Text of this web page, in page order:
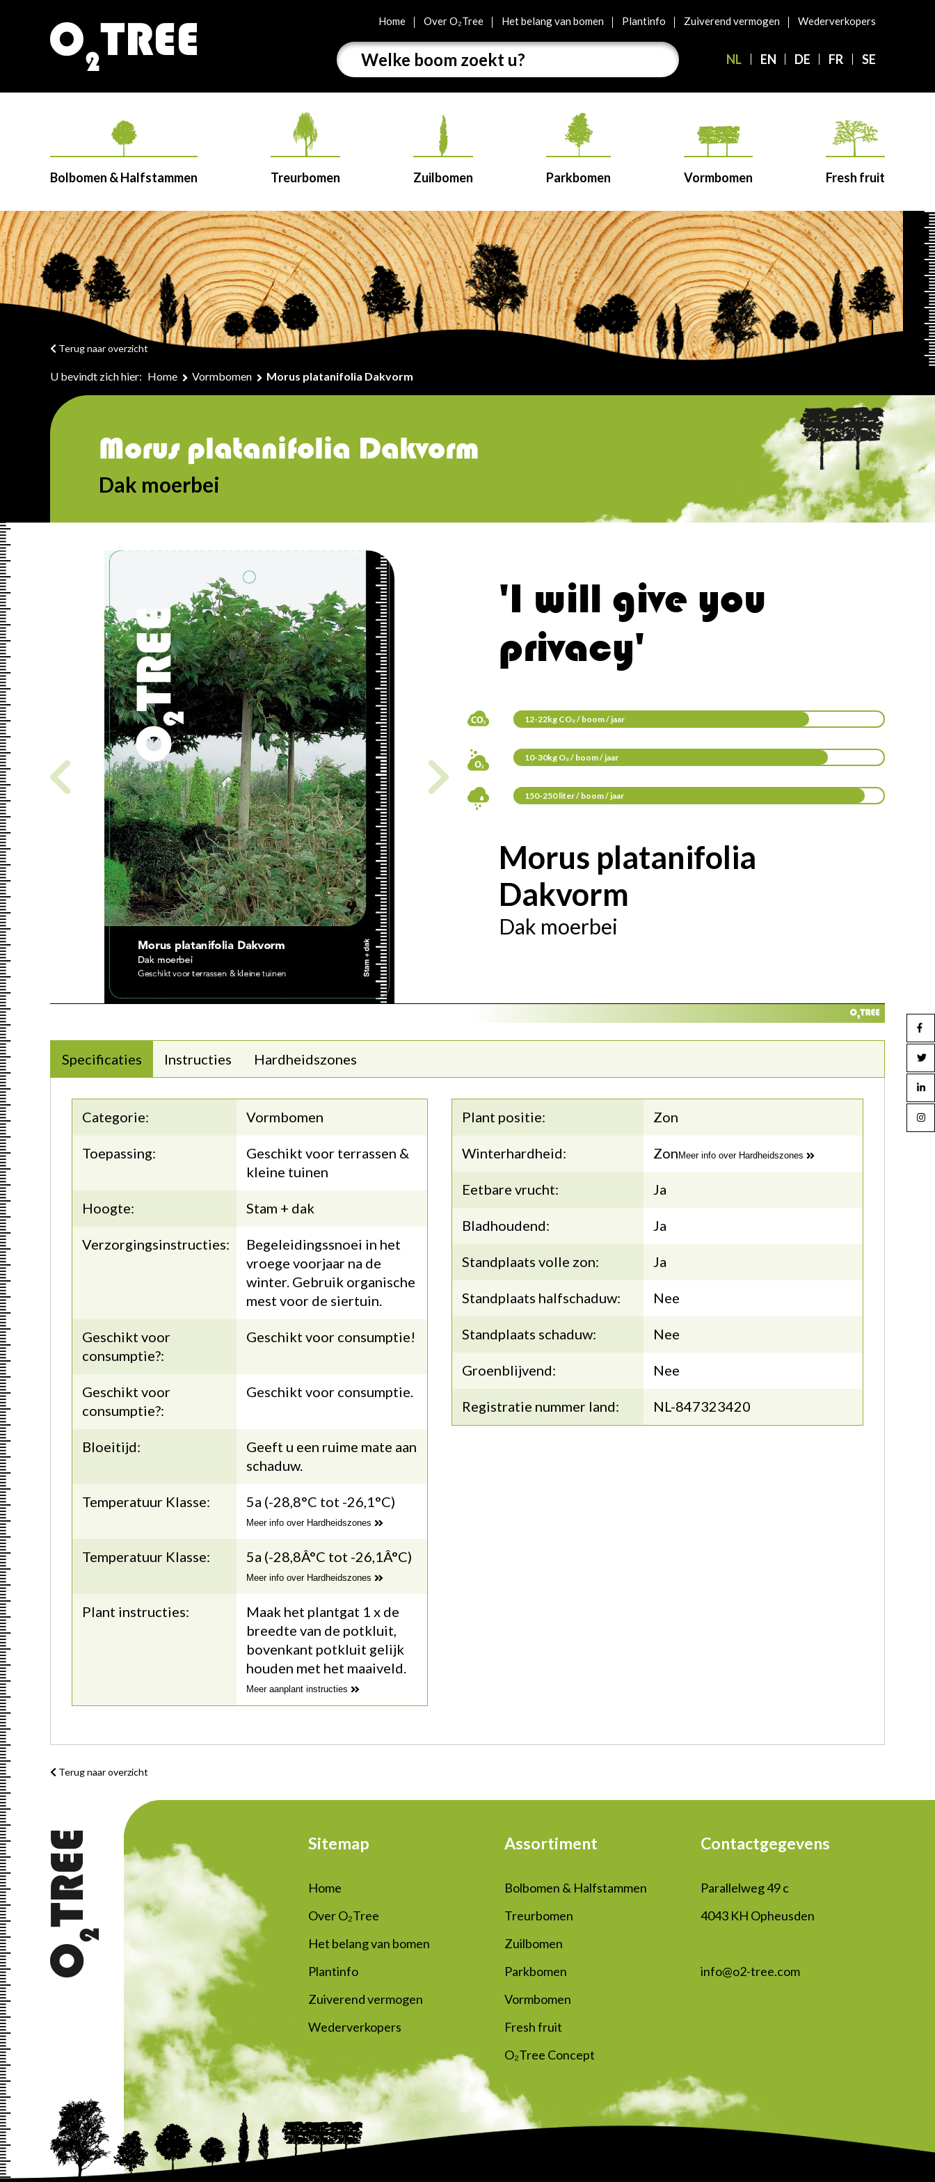
Home Over O₂Tree Het belang van bomen Plantinfo Zuiverend vermogen Wederverkopers
NL EN DE FR SE
Bolbomen & Halfstammen Treurbomen Zuilbomen Parkbomen Vormbomen Fresh fruit
U bevindt zich hier: Home Vormbomen Morus platanifolia Dakvorm
Terug naar overzicht
Morus platanifolia Dakvorm
Dak moerbei
'I will give you
privacy'
12-22kg CO₂ / boom / jaar
10-30kg O₂ / boom / jaar
150-250 liter / boom / jaar
Morus platanifolia
Dakvorm
Dak moerbei
Specificaties Instructies Hardheidszones
Categorie: Vormbomen
Toepassing:
Geschikt voor terrassen &
kleine tuinen
Hoogte: Stam + dak
Verzorgingsinstructies:
Begeleidingssnoei in het
vroege voorjaar na de
winter. Gebruik organische
mest voor de siertuin.
Geschikt voor
consumptie?:
Geschikt voor consumptie!
Geschikt voor
consumptie?:
Geschikt voor consumptie.
Bloeitijd:
Geeft u een ruime mate aan
schaduw.
Temperatuur Klasse: 5a (-28,8°C tot -26,1°C)
Meer info over Hardheidszones
Temperatuur Klasse: 5a (-28,8Â°C tot -26,1Â°C)
Meer info over Hardheidszones
Plant instructies:
Maak het plantgat 1 x de
breedte van de potkluit,
bovenkant potkluit gelijk
houden met het maaiveld.
Meer aanplant instructies
Plant positie: Zon
Winterhardheid: Zon Meer info over Hardheidszones
Eetbare vrucht: Ja
Bladhoudend: Ja
Standplaats volle zon: Ja
Standplaats halfschaduw: Nee
Standplaats schaduw: Nee
Groenblijvend: Nee
Registratie nummer land: NL-847323420
Terug naar overzicht
Sitemap
Home
Over O₂Tree
Het belang van bomen
Plantinfo
Zuiverend vermogen
Wederverkopers
Assortiment
Bolbomen & Halfstammen
Treurbomen
Zuilbomen
Parkbomen
Vormbomen
Fresh fruit
O₂Tree Concept
Contactgegevens
Parallelweg 49 c
4043 KH Opheusden
info@o2-tree.com